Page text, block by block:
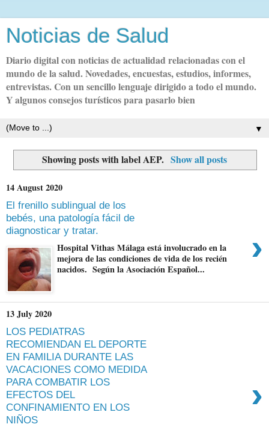
Noticias de Salud
Diario digital con noticias de actualidad relacionadas con el
mundo de la salud. Novedades, encuestas, estudios, informes,
entrevistas. Con un sencillo lenguaje dirigido a todo el mundo.
Y algunos consejos turísticos para pasarlo bien
▼
Showing posts with labelAEP. Show all posts
14 August 2020
El frenillo sublingual de los
bebés, una patología fácil de
diagnosticar y tratar.
›
Hospital Vithas Málaga está involucrado en la
mejora de las condiciones de vida de los recién
nacidos. Según la Asociación Español...
13 July 2020
LOS PEDIATRAS
RECOMIENDAN EL DEPORTE
EN FAMILIA DURANTE LAS
VACACIONES COMO MEDIDA
PARA COMBATIR LOS
EFECTOS DEL
CONFINAMIENTO EN LOS
NIÑOS
›